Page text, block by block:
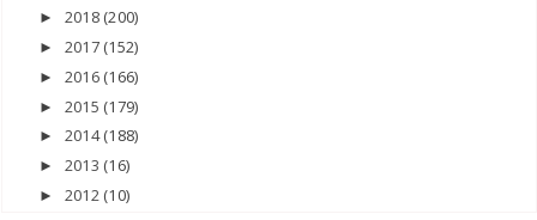
► 2018 (200)
► 2017 (152)
► 2016 (166)
► 2015 (179)
► 2014(188)
► 2013 (16)
► 2012 (10)